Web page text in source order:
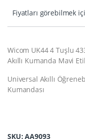
Fiyatları görebilmek
Wicom UK44 4 Tuşlu
Akıllı Kumanda Mavi
Universal Akıllı
Kumandası
SKU: AA9093